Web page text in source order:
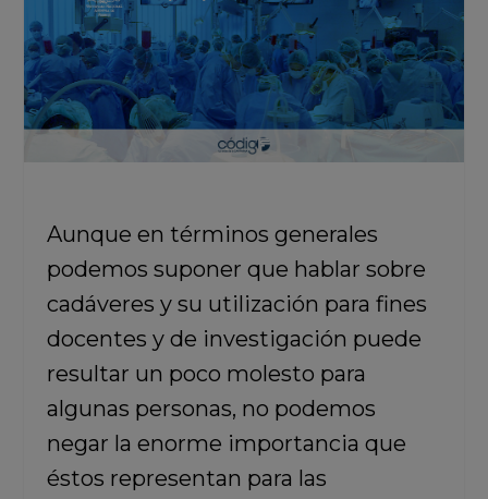
Aunque en términos generales
podemos suponer que hablar sobre
cadáveres y su utilización para fines
docentes y de investigación puede
resultar un poco molesto para
algunas personas, no podemos
negar la enorme importancia que
éstos representan para las